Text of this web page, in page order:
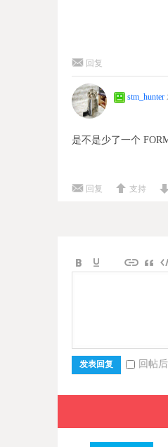
回复
stm_hunter
是不是少了一个
回复 支持
发表回复 回帖